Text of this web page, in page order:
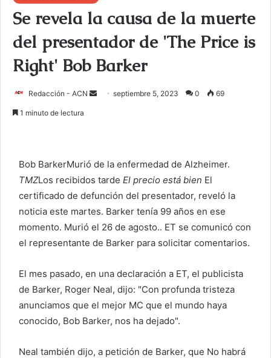
Se revela la causa de la muerte
del presentador de 'The Price is
Right' Bob Barker
Redacción - ACN
r
u
n
c
o
r
l
e
t
septiembre 5, 2023 0 69
1 minuto de lectura
Bob BarkerMurió de la enfermedad de Alzheimer.
TMZLos recibidos tarde El precio está bien El
certificado de defunción del presentador, reveló la
noticia este martes. Barker tenía 99 años en ese
momento. Murió el 26 de agosto.. ET se comunicó con
el representante de Barker para solicitar comentarios.
El mes pasado, en una declaración a ET, el publicista
de Barker, Roger Neal, dijo: "Con profunda tristeza
anunciamos que el mejor MC que el mundo haya
conocido, Bob Barker, nos ha dejado".
Neal también dijo, a petición de Barker, que No habrá